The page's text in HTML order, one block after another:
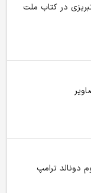
در کتاب ملت
دونالد ترامپ